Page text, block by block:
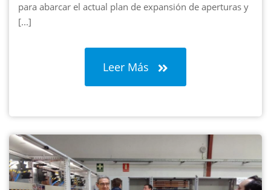
para abarcar el actual plan de expansión de aperturas y
reformas integrales previsto para el presente año 2019.
[...]
Leer Más